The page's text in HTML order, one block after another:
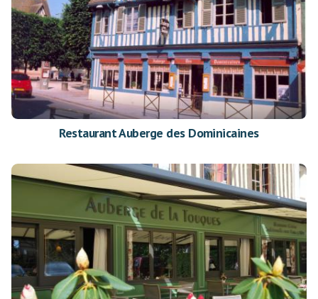
Restaurant Auberge des Dominicaines